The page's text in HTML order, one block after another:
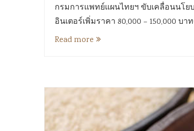
กรมการแพทย์แผนไทยฯ ขับเคลื่อนนโย
อินเตอร์เพิ่มราคา 80,000 – 150,000 บา
Read more